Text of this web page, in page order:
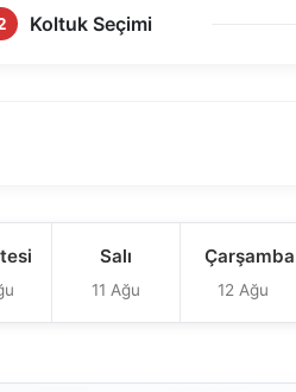
Koltuk Seçimi
Salı
11 Ağu
Çarşamba
12 Ağu